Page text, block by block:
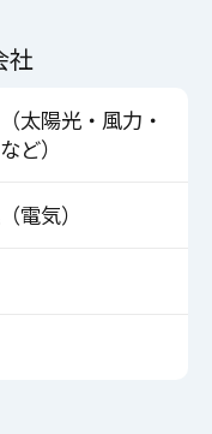
社
太陽光・風力・
ど）
電気）